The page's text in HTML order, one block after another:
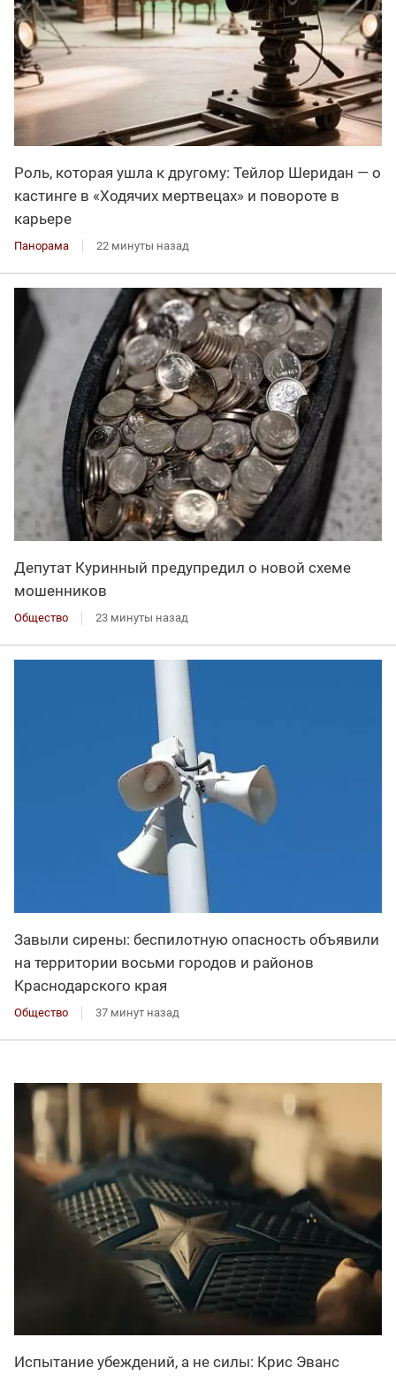
Роль, которая ушла к другому: Тейлор Шеридан — о
кастинге в «Ходячих мертвецах» и повороте в
карьере
Панорама 22 минуты назад
Депутат Куринный предупредил о новой схеме
мошенников
Общество 23 минуты назад
Завыли сирены: беспилотную опасность объявили
на территории восьми городов и районов
Краснодарского края
Общество 37 минут назад
Испытание убеждений, а не силы: Крис Эванс